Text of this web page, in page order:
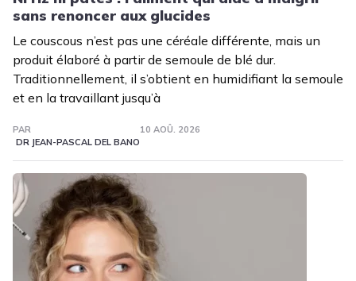
sans renoncer aux glucides
Le couscous n’est pas une céréale différente, mais un
produit élaboré à partir de semoule de blé dur.
Traditionnellement, il s’obtient en humidifiant la semoule
et en la travaillant jusqu’à
PAR
DR JEAN-PASCAL DEL BANO
10 AOÛ. 2026